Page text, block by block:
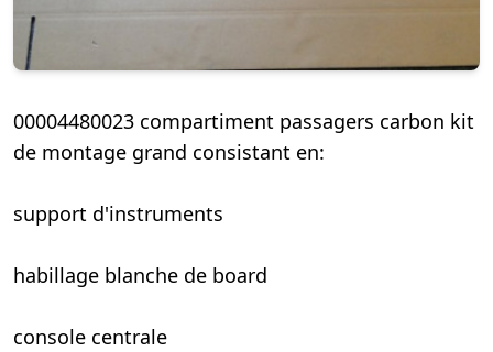
00004480023 compartiment passagers carbon kit
de montage grand consistant en:
support d'instruments
habillage blanche de board
console centrale